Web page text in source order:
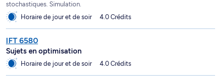
stochastiques. Simulation.
Horaire de jour et de soir
4.0 Crédits
IFT 6580
Sujets en optimisation
Horaire de jour et de soir 4.0 Crédits